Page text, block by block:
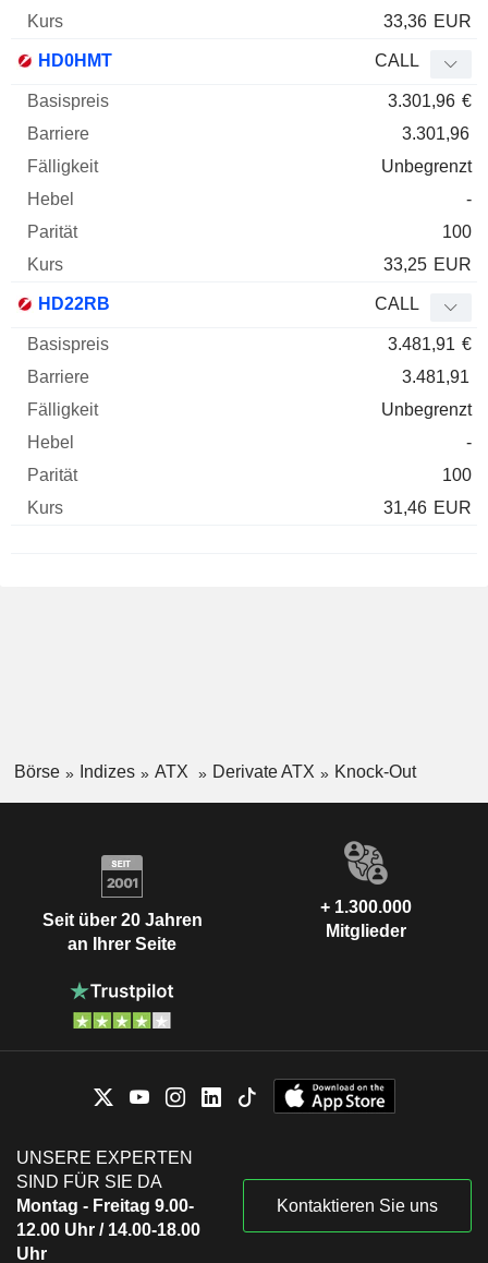
33,36 EUR
HD0HMT CALL
3.301,96 €
3.301,96
Unbegrenzt
-
100
33,25 EUR
HD22RB CALL
3.481,91 €
3.481,91
Unbegrenzt
-
100
31,46 EUR
Börse Indizes ATX Derivate ATX Knock-Out
Seit über 20 Jahren
an Ihrer Seite
+ 1.300.000
Mitglieder
UNSERE EXPERTEN
SIND FÜR SIE DA
Montag - Freitag 9.00-
12.00 Uhr / 14.00-18.00
Uhr
Kontaktieren Sie uns